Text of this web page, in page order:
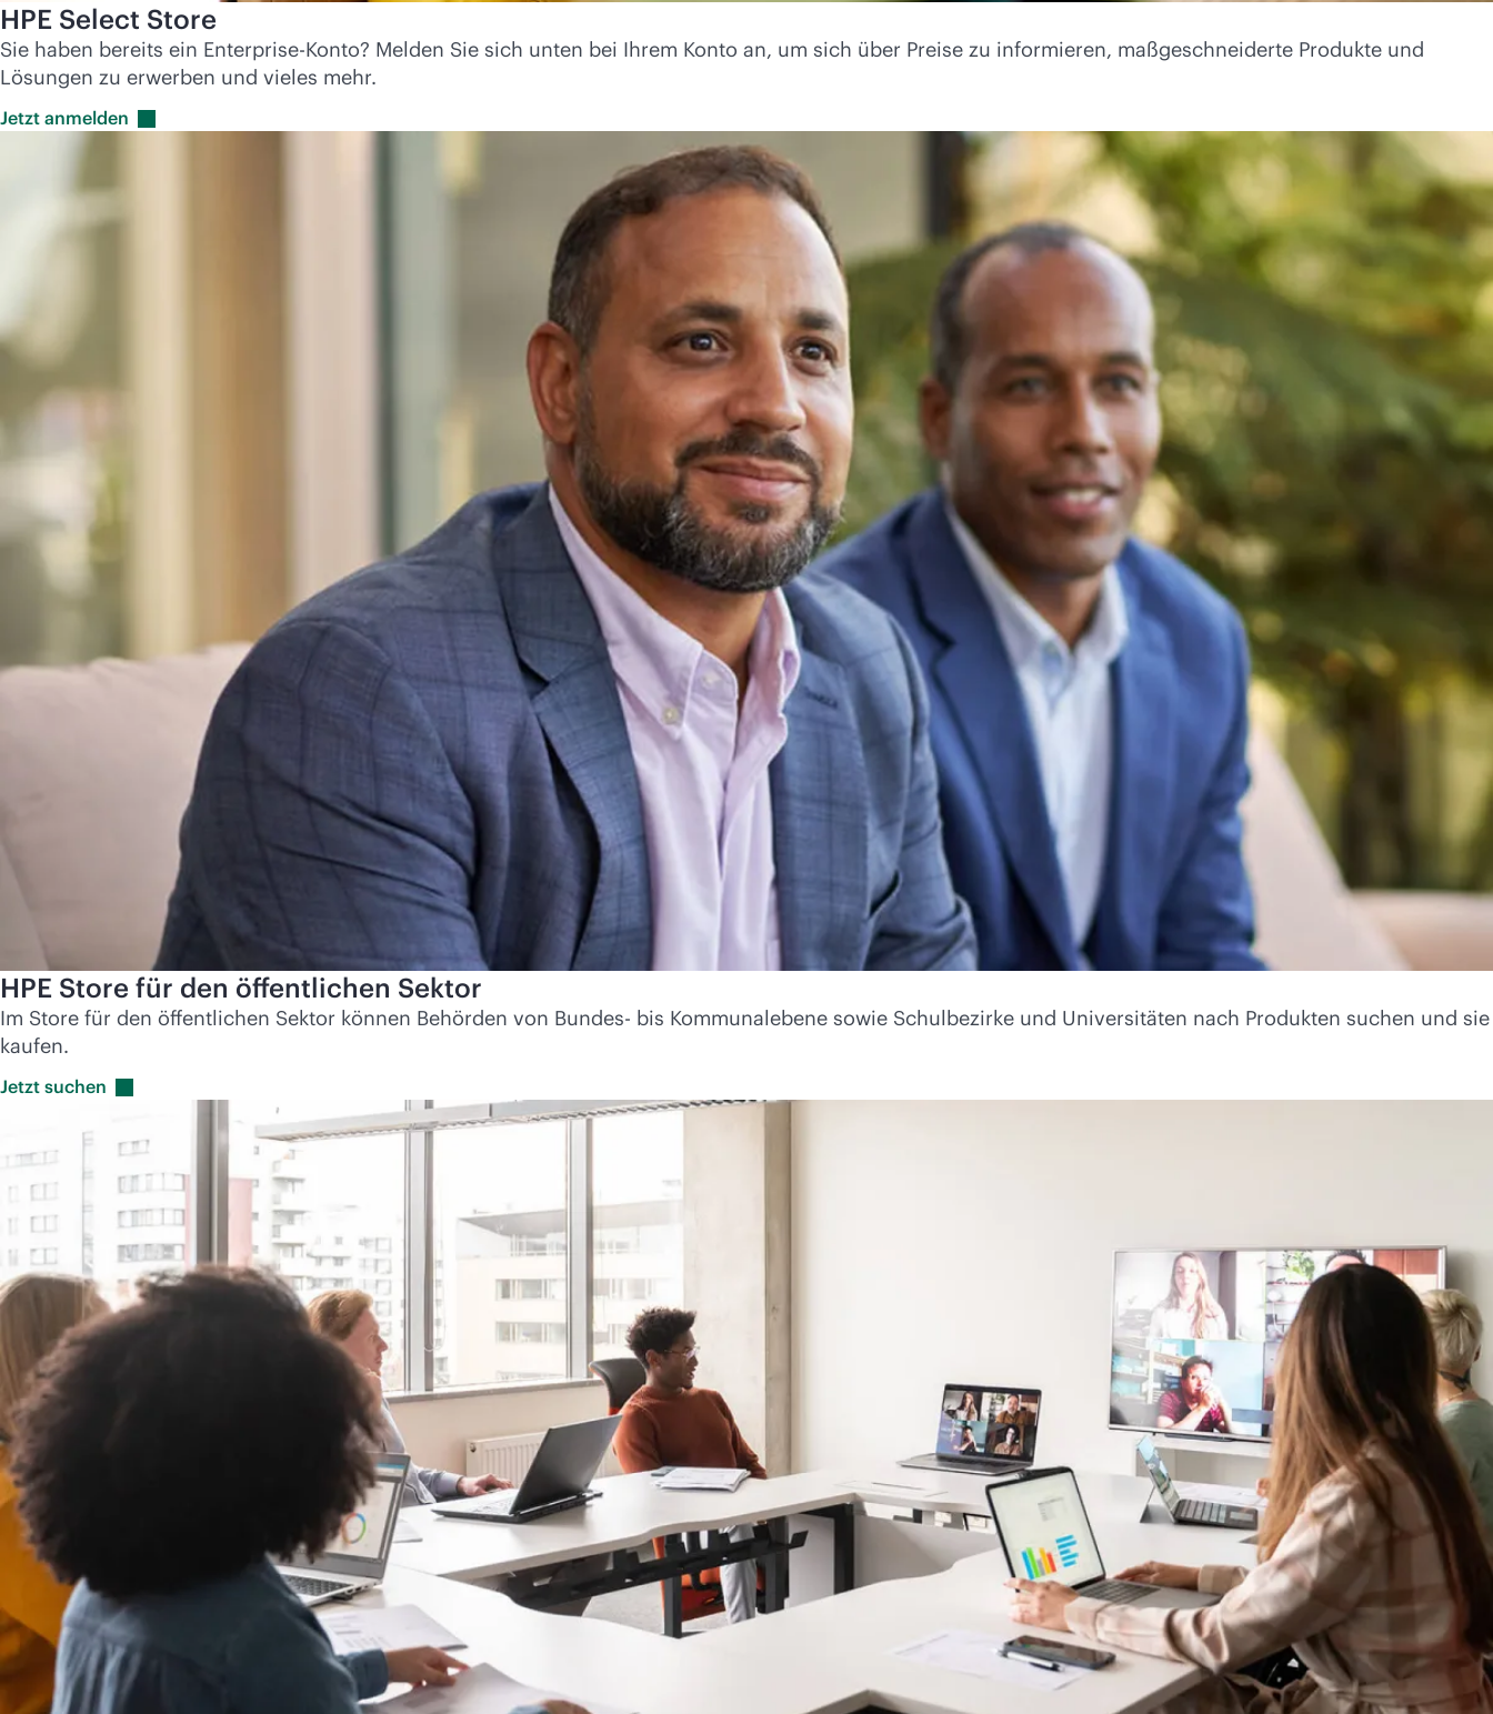
HPE Select Store
Sie haben bereits ein Enterprise-Konto? Melden Sie sich unten bei Ihrem Konto an, um sich über Preise zu informieren, maßgeschneiderte Produkte und
Lösungen zu erwerben und vieles mehr.
Jetzt anmelden
HPE Store für den öffentlichen Sektor
Im Store für den öffentlichen Sektor können Behörden von Bundes- bis Kommunalebene sowie Schulbezirke und Universitäten nach Produkten suchen und sie
kaufen.
Jetzt suchen